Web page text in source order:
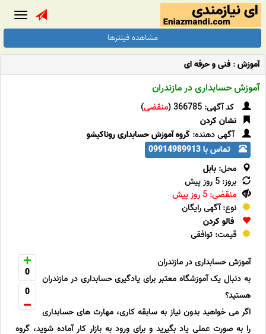
مشاهده فیلترها
آموزش: فنی و حرفه ای
آموزش حسابداری در مازندران
کد آگهی: 366785 ( منقضی)
نشان کردن
آگهی دهنده: گروه آموزش حسابداری روناکیشو
تماس با 09914989913
محل: بابل
بروز: 5 روز پیش
منقضی: 5 روز پیش
نوع: آگهی رایگان
فالو کردن
قیمت: توافقی
0
0
آموزش حسابداری در مازندران
به دنبال یک آموزشگاه معتبر برای یادگیری حسابداری در مازندران
هستید؟
اگر می خواهید بدون نیاز به سابقه کاری، مهارت های حسابداری
را به صورت عملی یاد بگیرید و برای ورود به بازار کار آماده شوید، گروه